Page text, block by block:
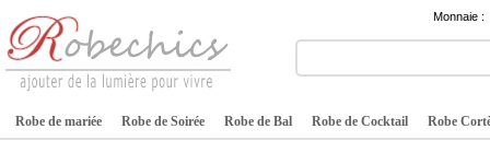
Monnaie :
Robe de mariée Robe de Soirée Robe de Bal Robe de Cocktail Robe